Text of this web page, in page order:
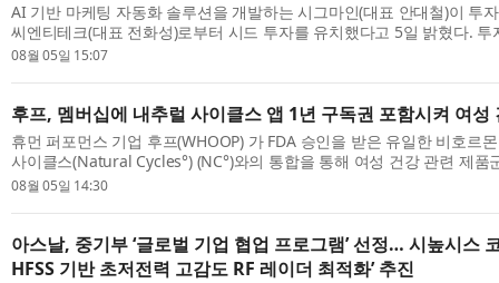
AI 기반 마케팅 자동화 솔루션을 개발하는 시그마인(대표 안대철)이 투
씨엔티테크(대표 전화성)로부터 시드 투자를 유치했다고 5일 밝혔다.
시그마인은 이번 투자금을 자기진화 ...
08월 05일 15:07
후프, 멤버십에 내추럴 사이클스 앱 1년 구독권 포함시켜 여성
휴먼 퍼포먼스 기업 후프(WHOOP) 가 FDA 승인을 받은 유일한 비호르
사이클스(Natural Cycles°) (NC°)와의 통합을 통해 여성 건강 관련 제품
표했다. 후프는 자격 요건을 충족하는 내...
08월 05일 14:30
아스날, 중기부 ‘글로벌 기업 협업 프로그램’ 선정… 시높시스
HFSS 기반 초저전력 고감도 RF 레이더 최적화’ 추진